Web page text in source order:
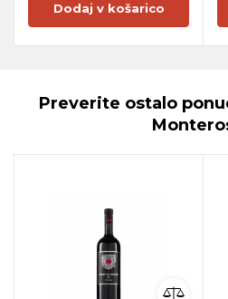
Dodaj v košarico
Preverite ostalo